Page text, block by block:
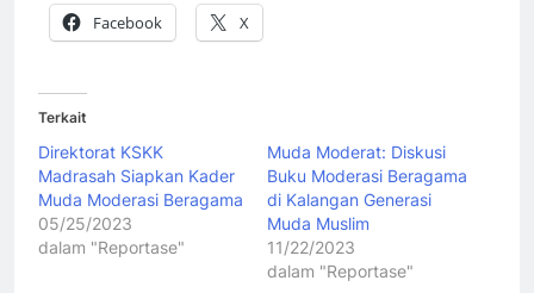
Facebook X
Terkait
Direktorat KSKK
Madrasah Siapkan Kader
Muda Moderasi Beragama
05/25/2023
dalam "Reportase"
Muda Moderat: Diskusi
Buku Moderasi Beragama
di Kalangan Generasi
Muda Muslim
11/22/2023
dalam "Reportase"